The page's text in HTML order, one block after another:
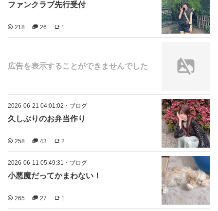
ファンクラブ先行受付
218 26 1
広告を表示することができませんでした
2026-06-21 04:01:02 ・ ブログ
久しぶりのお弁当作り
258 43 2
2026-06-11 05:49:31 ・ ブログ
小悪魔だってかまわない！
265 27 1